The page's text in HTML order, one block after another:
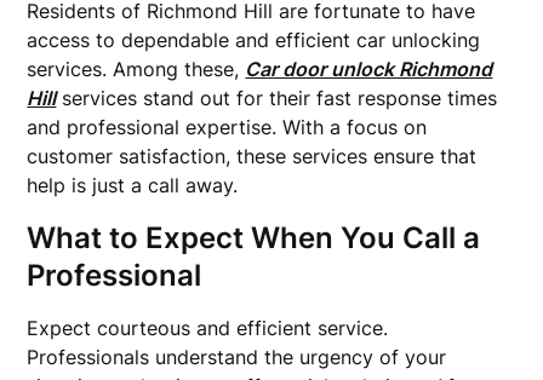
Residents of Richmond Hill are fortunate to have
access to dependable and efficient car unlocking
services. Among these, Car door unlock Richmond
Hillservices stand out for their fast response times
and professional expertise. With a focus on
customer satisfaction, these services ensure that
help is just a call away.
What to Expect When You Call a
Professional
Expect courteous and efficient service.
Professionals understand the urgency of your